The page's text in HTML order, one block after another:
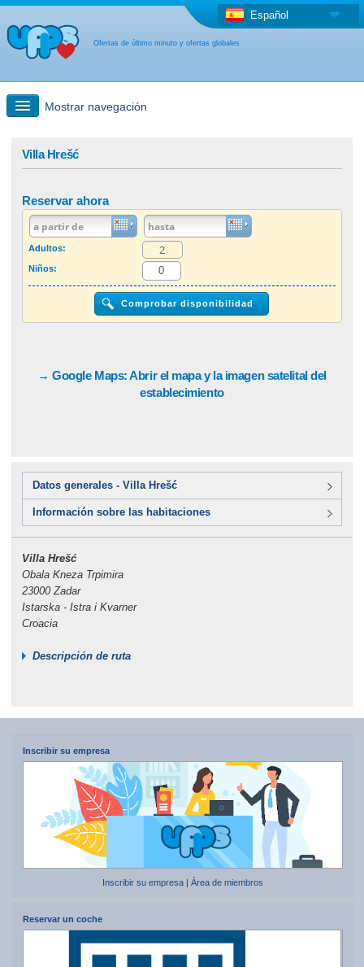
Ofertas de último minuto y ofertas globales
Español
Mostrar navegación
Oferta de última hora + Oferta global
otro país
Villa Hrešć
Reservar ahora
Adultos:
Niños:
→ Google Maps: Abrir el mapa y la imagen satelital del
establecimiento
Datos generales - Villa Hrešć
Información sobre las habitaciones
Villa Hrešć
Obala Kneza Trpimira
23000 Zadar
Istarska - Istra i Kvarner
Croacia
Descripción de ruta
Inscribir su empresa
Inscribir su empresa| Área de miembros
Reservar un coche